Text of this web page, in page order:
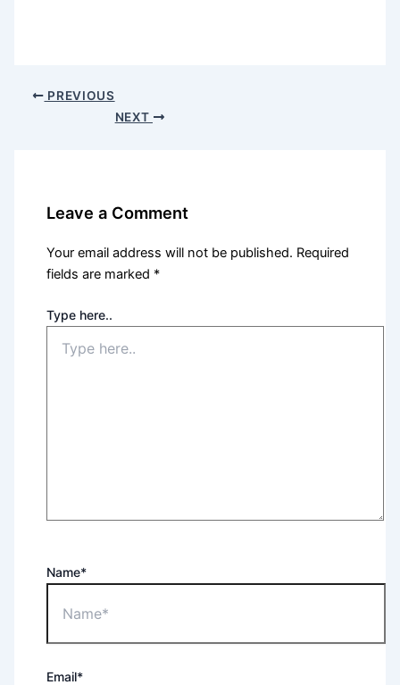
PREVIOUS
NEXT
Leave a Comment
Your email address will not be published. Required
fields are marked *
Type here..
Name*
Email*